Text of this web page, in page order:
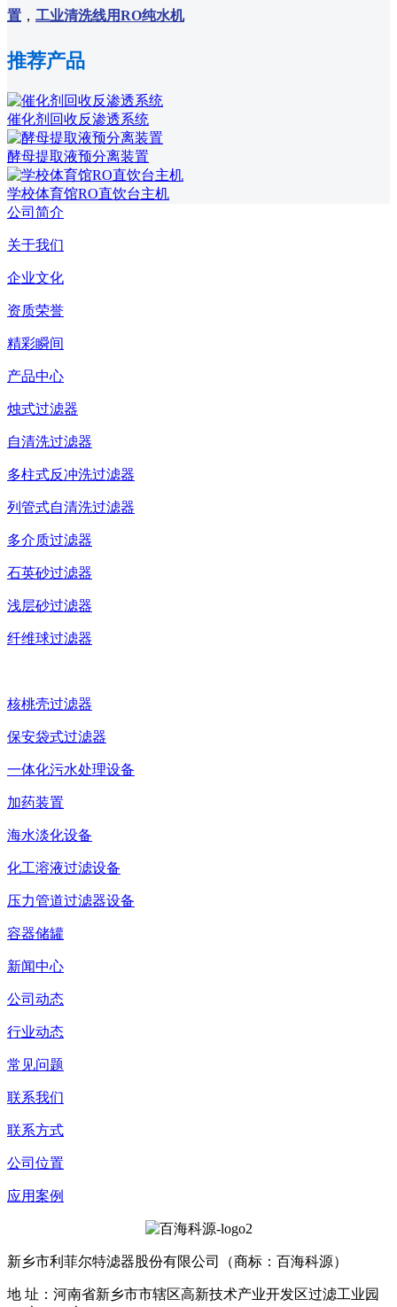
置 ， 工业清洗线用RO纯水机
推荐产品
催化剂回收反渗透系统
酵母提取液预分离装置
学校体育馆RO直饮台主机
公司简介
关于我们
企业文化
资质荣誉
精彩瞬间
产品中心
烛式过滤器
自清洗过滤器
多柱式反冲洗过滤器
列管式自清洗过滤器
多介质过滤器
石英砂过滤器
浅层砂过滤器
纤维球过滤器
核桃壳过滤器
保安袋式过滤器
一体化污水处理设备
加药装置
海水淡化设备
化工溶液过滤设备
压力管道过滤器设备
容器储罐
新闻中心
公司动态
行业动态
常见问题
联系我们
联系方式
公司位置
应用案例
新乡市利菲尔特滤器股份有限公司（商标：百海科源）
地 址：河南省新乡市市辖区高新技术产业开发区过滤工业园